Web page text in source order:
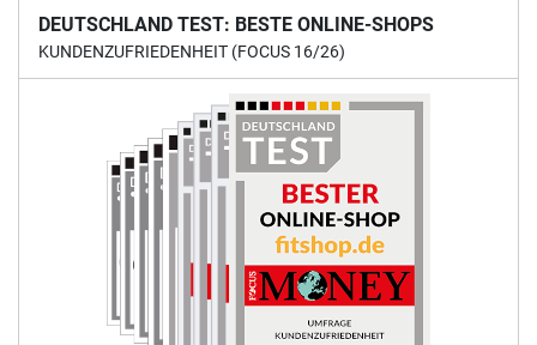
DEUTSCHLAND TEST: BESTE ONLINE-SHOPS
KUNDENZUFRIEDENHEIT (FOCUS 16/26)